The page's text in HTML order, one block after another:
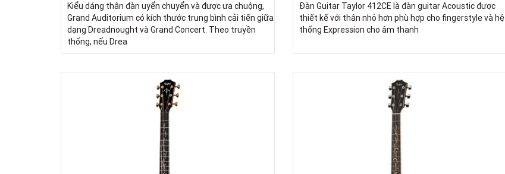
Kiểu dáng thân đàn uyển chuyển và được ưa chuộng,
Grand Auditorium có kích thước trung bình cải tiến giữa
dạng Dreadnought và Grand Concert. Theo truyền
thống, nếu Drea
Đàn Guitar Taylor 412CE là đàn guitar Acoustic được
thiết kế với thân nhỏ hơn phù hợp cho fingerstyle và hệ
thống Expression cho âm thanh